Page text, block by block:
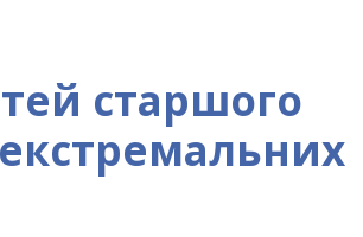
старшого